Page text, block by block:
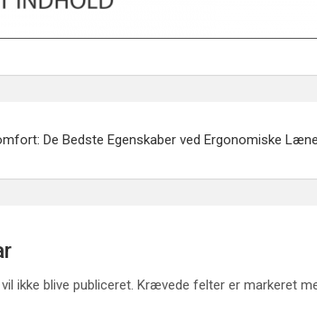
De Bedste Egenskaber ved Ergonomiske
ikke blive publiceret. Krævede felter er markeret